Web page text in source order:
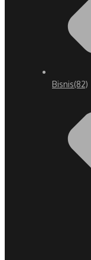
Bisnis(82)